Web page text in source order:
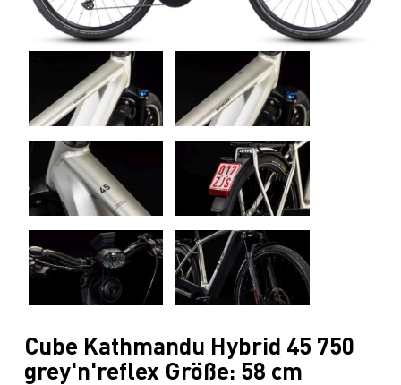
Cube Kathmandu Hybrid 45 750
grey'n'reflex Größe: 58 cm